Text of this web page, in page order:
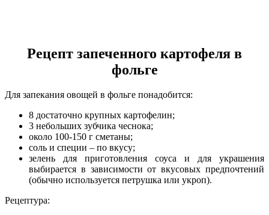
Рецепт запеченного картофеля в
фольге
Для запекания овощей в фольге понадобится:
8 достаточно крупных картофелин;
3 небольших зубчика чеснока;
около 100-150 г сметаны;
соль и специи – по вкусу;
зелень для приготовления соуса и для украшения
выбирается в зависимости от вкусовых предпочтений
(обычно используется петрушка или укроп).
Рецептура: